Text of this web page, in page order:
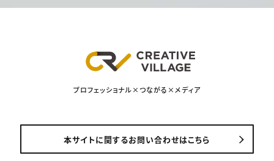
プロフェッショナル×つながる×メディア
本サイトに関するお問い合わせはこちら